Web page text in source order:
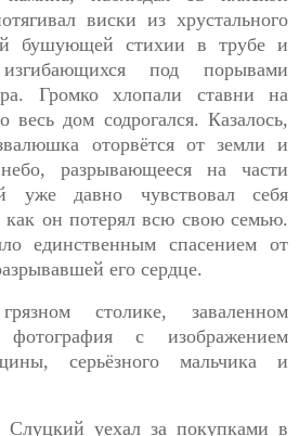
виски из хрустального
бушующей стихии в трубе и
под порывами
Громко хлопали ставни на
весь дом содрогался. Казалось,
оторвётся от земли и
разрывающееся на части
уже давно чувствовал себя
он потерял всю свою семью.
единственным спасением от
его сердце.
столике, заваленном
фотография с изображением
серьёзного мальчика и
уехал за покупками в